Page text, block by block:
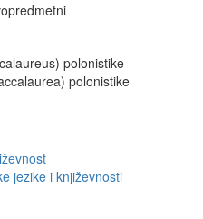
polonistike
polonistike
jezike i književnosti